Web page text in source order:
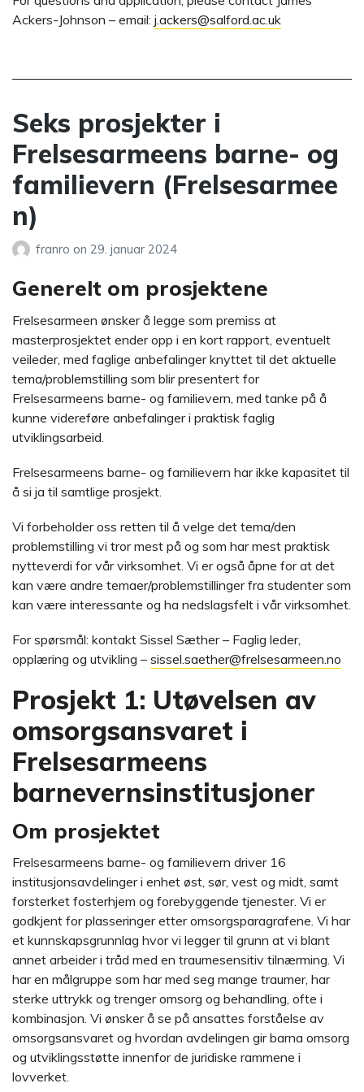
Ackers-Johnson – email: j.ackers@salford.ac.uk
Seks prosjekter i
Frelsesarmeens barne- og
familievern (Frelsesarmee
n)
franro on 29. januar 2024
Generelt om prosjektene
Frelsesarmeen ønsker å legge som premiss at
masterprosjektet ender opp i en kort rapport, eventuelt
veileder, med faglige anbefalinger knyttet til det aktuelle
tema/problemstilling som blir presentert for
Frelsesarmeens barne- og familievern, med tanke på å
kunne videreføre anbefalinger i praktisk faglig
utviklingsarbeid.
Frelsesarmeens barne- og familievern har ikke kapasitet til
å si ja til samtlige prosjekt.
Vi forbeholder oss retten til å velge det tema/den
problemstilling vi tror mest på og som har mest praktisk
nytteverdi for vår virksomhet. Vi er også åpne for at det
kan være andre temaer/problemstillinger fra studenter som
kan være interessante og ha nedslagsfelt i vår virksomhet.
For spørsmål: kontakt Sissel Sæther – Faglig leder,
opplæring og utvikling – sissel.saether@frelsesarmeen.no
Prosjekt 1: Utøvelsen av
omsorgsansvaret i
Frelsesarmeens
barnevernsinstitusjoner
Om prosjektet
Frelsesarmeens barne- og familievern driver 16
institusjonsavdelinger i enhet øst, sør, vest og midt, samt
forsterket fosterhjem og forebyggende tjenester. Vi er
godkjent for plasseringer etter omsorgsparagrafene. Vi har
et kunnskapsgrunnlag hvor vi legger til grunn at vi blant
annet arbeider i tråd med en traumesensitiv tilnærming. Vi
har en målgruppe som har med seg mange traumer, har
sterke uttrykk og trenger omsorg og behandling, ofte i
kombinasjon. Vi ønsker å se på ansattes forståelse av
omsorgsansvaret og hvordan avdelingen gir barna omsorg
og utviklingsstøtte innenfor de juridiske rammene i
lovverket.